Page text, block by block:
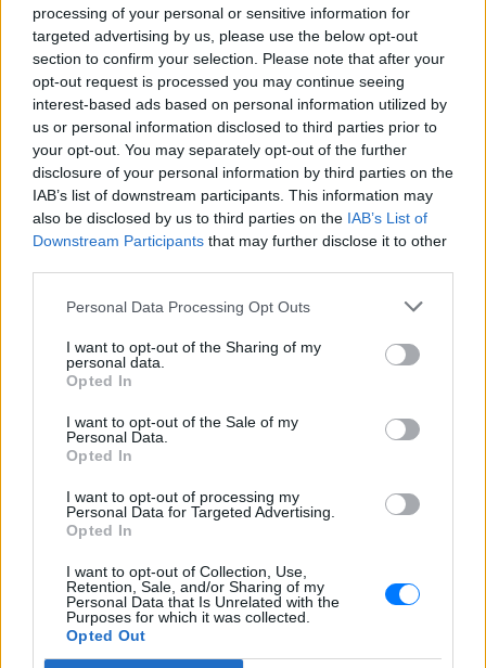
processing of your personal or sensitive information for
targeted advertising by us, please use the below opt-out
section to confirm your selection. Please note that after your
opt-out request is processed you may continue seeing
interest-based ads based on personal information utilized by
us or personal information disclosed to third parties prior to
your opt-out. You may separately opt-out of the further
disclosure of your personal information by third parties on the
IAB’s list of downstream participants. This information may
also be disclosed by us to third parties on the IAB’s List of
Downstream Participants that may further disclose it to other
Personal Data Processing Opt Outs
I want to opt-out of the Sharing of my
personal data.
Opted In
I want to opt-out of the Sale of my
Personal Data.
Opted In
I want to opt-out of processing my
Personal Data for Targeted Advertising.
Opted In
I want to opt-out of Collection, Use,
Retention, Sale, and/or Sharing of my
Personal Data that Is Unrelated with the
Purposes for which it was collected.
Opted Out
ΕΛΛΆΔΑ
Βρήκαν τρεις όλμους στο διαμέρισμα που
αγόρασαν στην Αγία Παρασκευή
Χρειάστηκε η επέμβαση του Στρατού προκειμένου να
απομακρυνθούν με ασφάλεια οι όλμοι από το διαμέρισμα
ΠΡΙΝ 10 ΕΒΔΟΜΆΔΕΣ
ΚΌΣΜΟΣ
Την έφτυνε, την κλωτσούσε και την απειλούσε
με θάνατο – το δικαστήριο δεν τον φυλάκισε
παρά τις αδιανόητες εικόνες βίας
Η Μαρί δεν μπορούσε να πιστέψει ότι δεν πήγε στη
φυλακή παρά τις επαναλαμβανόμενες επιθέσεις